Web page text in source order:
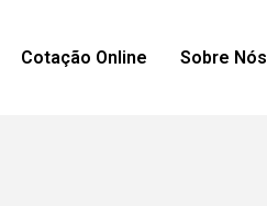
Cotação Online Sobre Nós